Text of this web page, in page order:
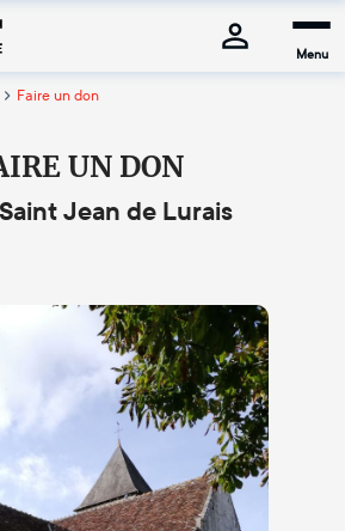
Menu
Faire un don
UN DON
Jean de Lurais